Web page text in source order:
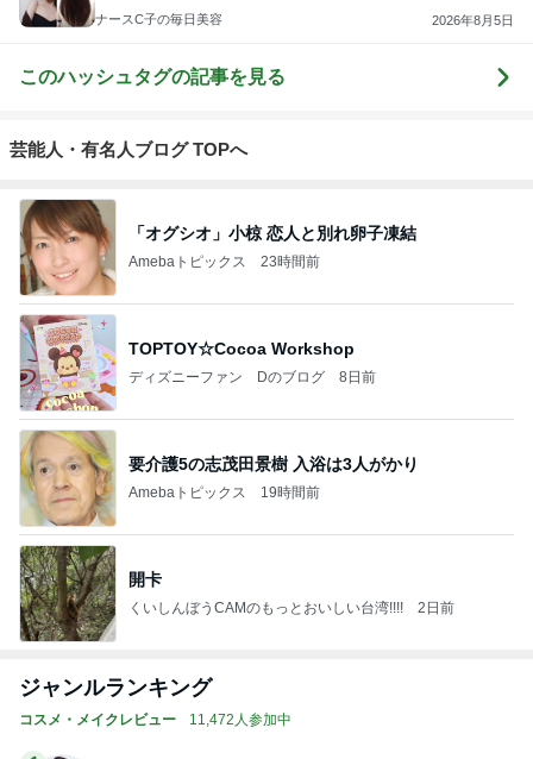
ナースC子の毎日美容 2026年8月5日
このハッシュタグの記事を見る
芸能人・有名人ブログ TOPへ
「オグシオ」小椋 恋人と別れ卵子凍結
Amebaトピックス 23時間前
TOPTOY☆Cocoa Workshop
ディズニーファン Dのブログ 8日前
要介護5の志茂田景樹 入浴は3人がかり
Amebaトピックス 19時間前
開卡
くいしんぼうCAMのもっとおいしい台湾!!!! 2日前
ジャンルランキング
コスメ・メイクレビュー 11,472人参加中